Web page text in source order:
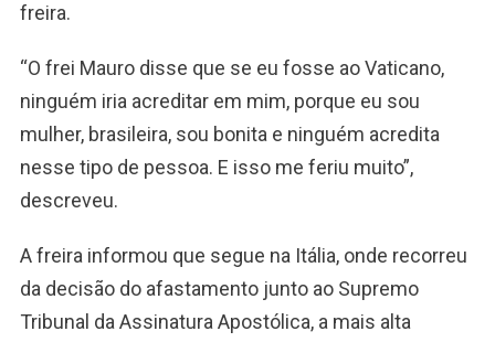
freira.
“O frei Mauro disse que se eu fosse ao Vaticano,
ninguém iria acreditar em mim, porque eu sou
mulher, brasileira, sou bonita e ninguém acredita
nesse tipo de pessoa. E isso me feriu muito”,
descreveu.
A freira informou que segue na Itália, onde recorreu
da decisão do afastamento junto ao Supremo
Tribunal da Assinatura Apostólica, a mais alta